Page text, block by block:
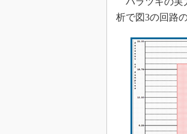
析で図3の回路